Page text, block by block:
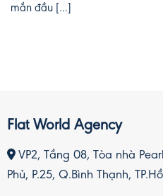
mắn đầu […]
Flat World Agency
VP2, Tầng 08, Tòa nhà
Phủ, P.25, Q.Bình Thạnh,